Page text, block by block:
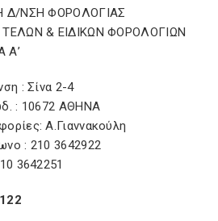
Δ/ΝΣΗ ΦΟΡΟΛΟΓΙΑΣ
& ΕΙΔΙΚΩΝ ΦΟΡΟΛΟΓΙΩΝ
Α’
: Σίνα 2-4
: 10672 ΑΘΗΝΑ
Α.Γιαννακούλη
: 210 3642922
3642251